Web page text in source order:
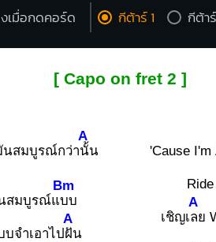
งเมื่อกดคอร์ด กีต้าร์ 1 กีต้า
[ Capo on fret 2 ]
นสมบูรณ์กว่า
A
นั้น
สมบูรณ์แ
Bm
บบ
จำเอาไป
A
ฝัน
'Cause I'm
เชิญเ
A
ลย